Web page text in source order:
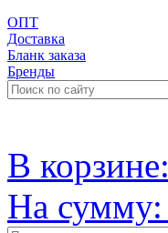
ОПТ
Доставка
Бланк заказа
Бренды
В корзине:
На сумму: